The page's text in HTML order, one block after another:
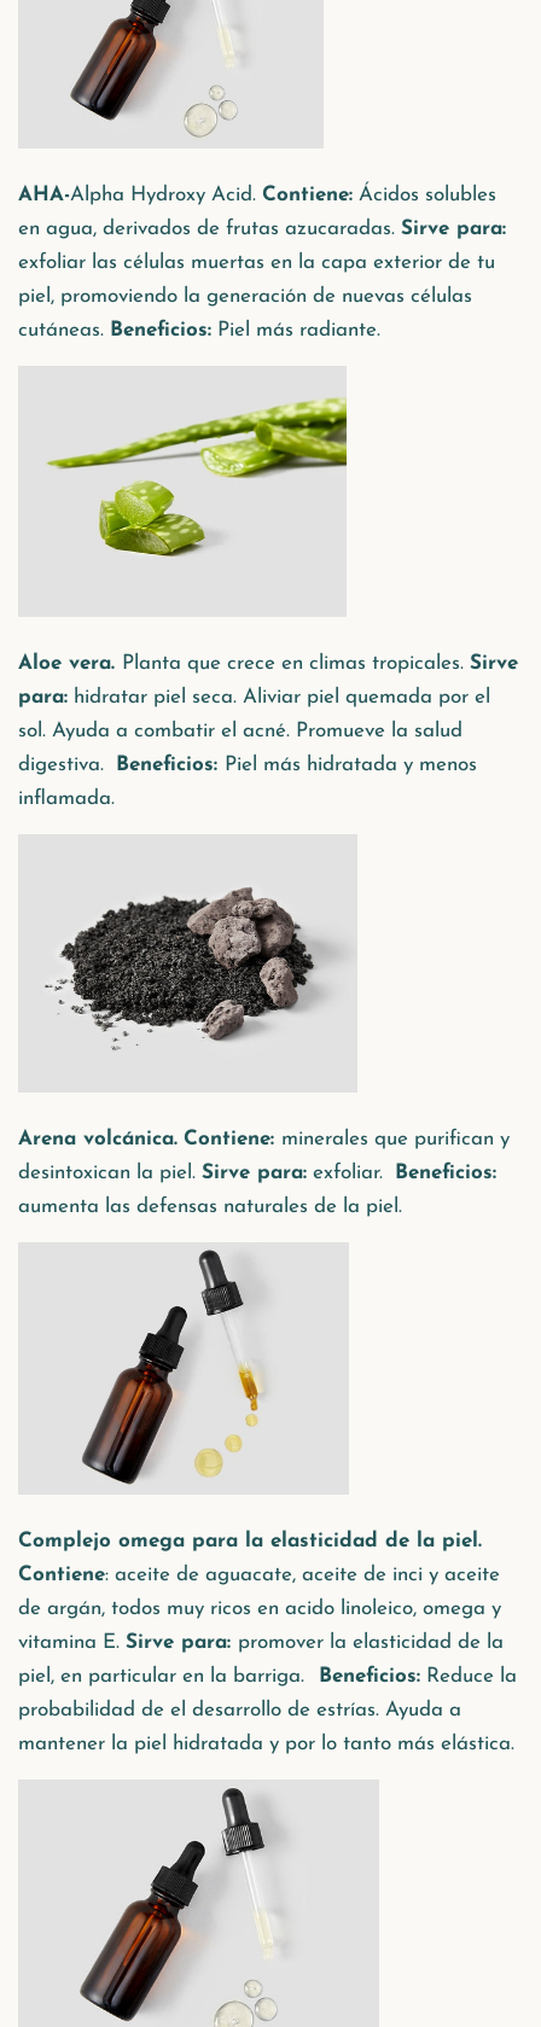
AHA-Alpha Hydroxy Acid. Contiene: Ácidos solubles
en agua, derivados de frutas azucaradas. Sirve para:
exfoliar las células muertas en la capa exterior de tu
piel, promoviendo la generación de nuevas células
cutáneas. Beneficios: Piel más radiante.
Aloe vera. Planta que crece en climas tropicales. Sirve
para: hidratar piel seca. Aliviar piel quemada por el
sol. Ayuda a combatir el acné. Promueve la salud
digestiva.
Beneficios: Piel más hidratada y menos
inflamada.
Arena volcánica. Contiene: minerales que purifican y
desintoxican la piel. Sirve para: exfoliar.
Beneficios:
aumenta las defensas naturales de la piel.
Complejo omega para la elasticidad de la piel.
Contiene: aceite de aguacate, aceite de inci y aceite
de argán, todos muy ricos en acido linoleico, omega y
vitamina E. Sirve para: promover la elasticidad de la
piel, en particular en la barriga. Beneficios: Reduce la
probabilidad de el desarrollo de estrías. Ayuda a
mantener la piel hidratada y por lo tanto más elástica.